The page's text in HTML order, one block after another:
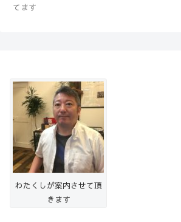
てます
わたくしが案内させて頂
きます